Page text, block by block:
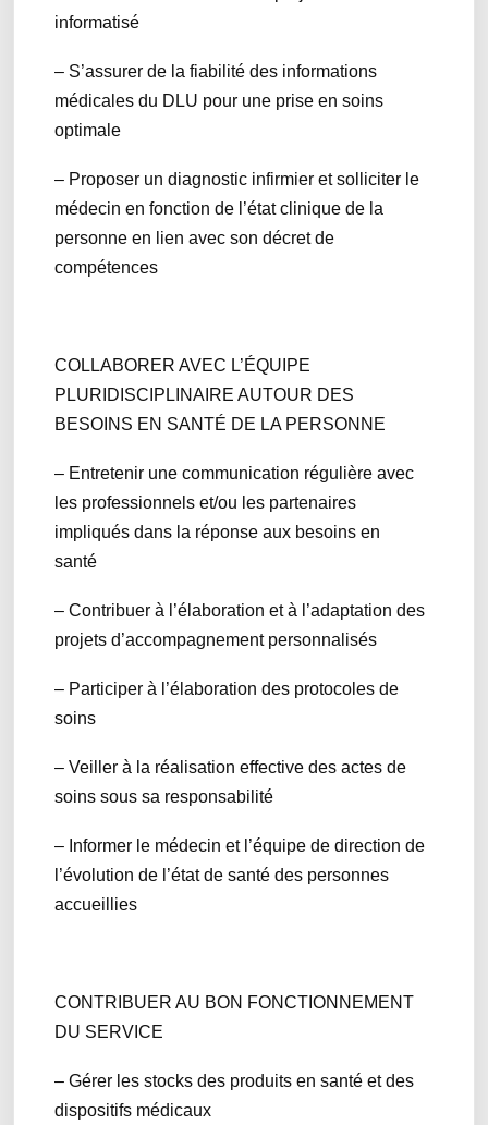
informatisé
– S’assurer de la fiabilité des informations
médicales du DLU pour une prise en soins
optimale
– Proposer un diagnostic infirmier et solliciter le
médecin en fonction de l’état clinique de la
personne en lien avec son décret de
compétences
COLLABORER AVEC L’ÉQUIPE
PLURIDISCIPLINAIRE AUTOUR DES
BESOINS EN SANTÉ DE LA PERSONNE
– Entretenir une communication régulière avec
les professionnels et/ou les partenaires
impliqués dans la réponse aux besoins en
santé
– Contribuer à l’élaboration et à l’adaptation des
projets d’accompagnement personnalisés
– Participer à l’élaboration des protocoles de
soins
– Veiller à la réalisation effective des actes de
soins sous sa responsabilité
– Informer le médecin et l’équipe de direction de
l’évolution de l’état de santé des personnes
accueillies
CONTRIBUER AU BON FONCTIONNEMENT
DU SERVICE
– Gérer les stocks des produits en santé et des
dispositifs médicaux